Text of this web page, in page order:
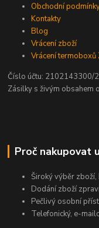
Obchodní
Kontakty
Blog
Vrácení zboží
Vrácení
Číslo účtu: 2102143300/
Zásilky s živým obsahem
Proč nakupovat
Široký výběr
Dodání zboží
Pečlivý osobní
Telefonický, e-